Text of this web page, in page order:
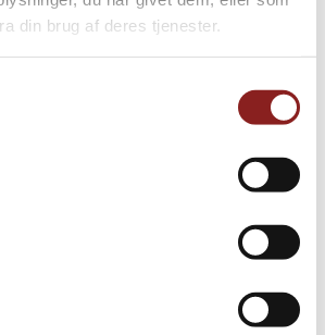
din brug af deres tjenester.